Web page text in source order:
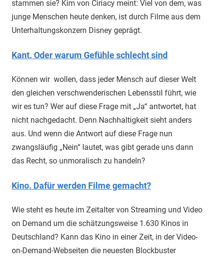
stammen sie? Kim von Ciriacy meint: Viel von dem, was
junge Menschen heute denken, ist durch Filme aus dem
Unterhaltungskonzern Disney geprägt.
Kant. Oder warum Gefühle schlecht sind
Können wir wollen, dass jeder Mensch auf dieser Welt
den gleichen verschwenderischen Lebensstil führt, wie
wir es tun? Wer auf diese Frage mit „Ja“ antwortet, hat
nicht nachgedacht. Denn Nachhaltigkeit sieht anders
aus. Und wenn die Antwort auf diese Frage nun
zwangsläufig „Nein“ lautet, was gibt gerade uns dann
das Recht, so unmoralisch zu handeln?
Kino. Dafür werden Filme gemacht?
Wie steht es heute im Zeitalter von Streaming und Video
on Demand um die schätzungsweise 1.630 Kinos in
Deutschland? Kann das Kino in einer Zeit, in der Video-
on-Demand-Webseiten die neuesten Blockbuster